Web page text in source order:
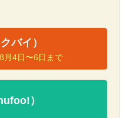
バイ）
月4日〜6日まで
）